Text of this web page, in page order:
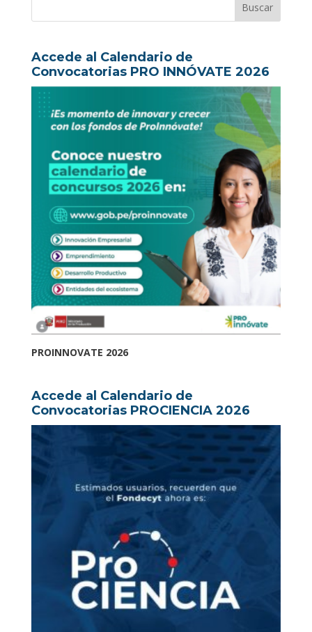
Accede al Calendario de
Convocatorias PRO INNÓVATE 2026
PROINNOVATE 2026
Accede al Calendario de
Convocatorias PROCIENCIA 2026